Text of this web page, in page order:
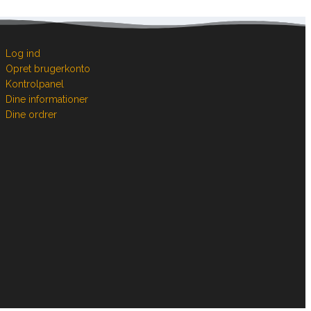
Log ind
Opret brugerkonto
Kontrolpanel
Dine informationer
Dine ordrer